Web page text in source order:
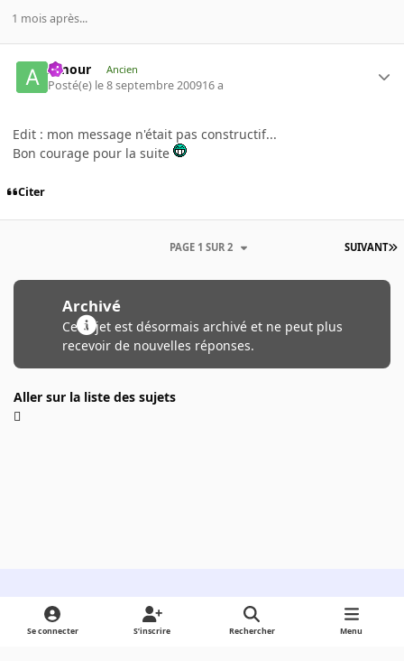
1 mois après...
Amour Ancien
Posté(e) le 8 septembre 200916 a
Edit : mon message n'était pas constructif...
Bon courage pour la suite
Citer
SUIVANT
PAGE 1 SUR 2
Archivé
Ce sujet est désormais archivé et ne peut plus
recevoir de nouvelles réponses.
Aller sur la liste des sujets
Light ModeDark ModeSystem Preference
Se connecter S’inscrire Rechercher Menu